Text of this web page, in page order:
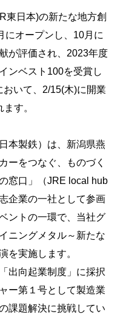
日本)の新たな地方創
にオープンし、10月に
が評価され、2023年度
ンベスト100を受賞し
いて、2/15(木)に開業
す。
本製鉄）は、新潟県燕
ーをつなぐ、ものづく
窓口」（JRE local hub
企業の一社として参画
ントの一環で、当社グ
ニングメタル～新たな
を実施します。
出向起業制度」に採択
ー第１号として製造業
課題解決に挑戦してい